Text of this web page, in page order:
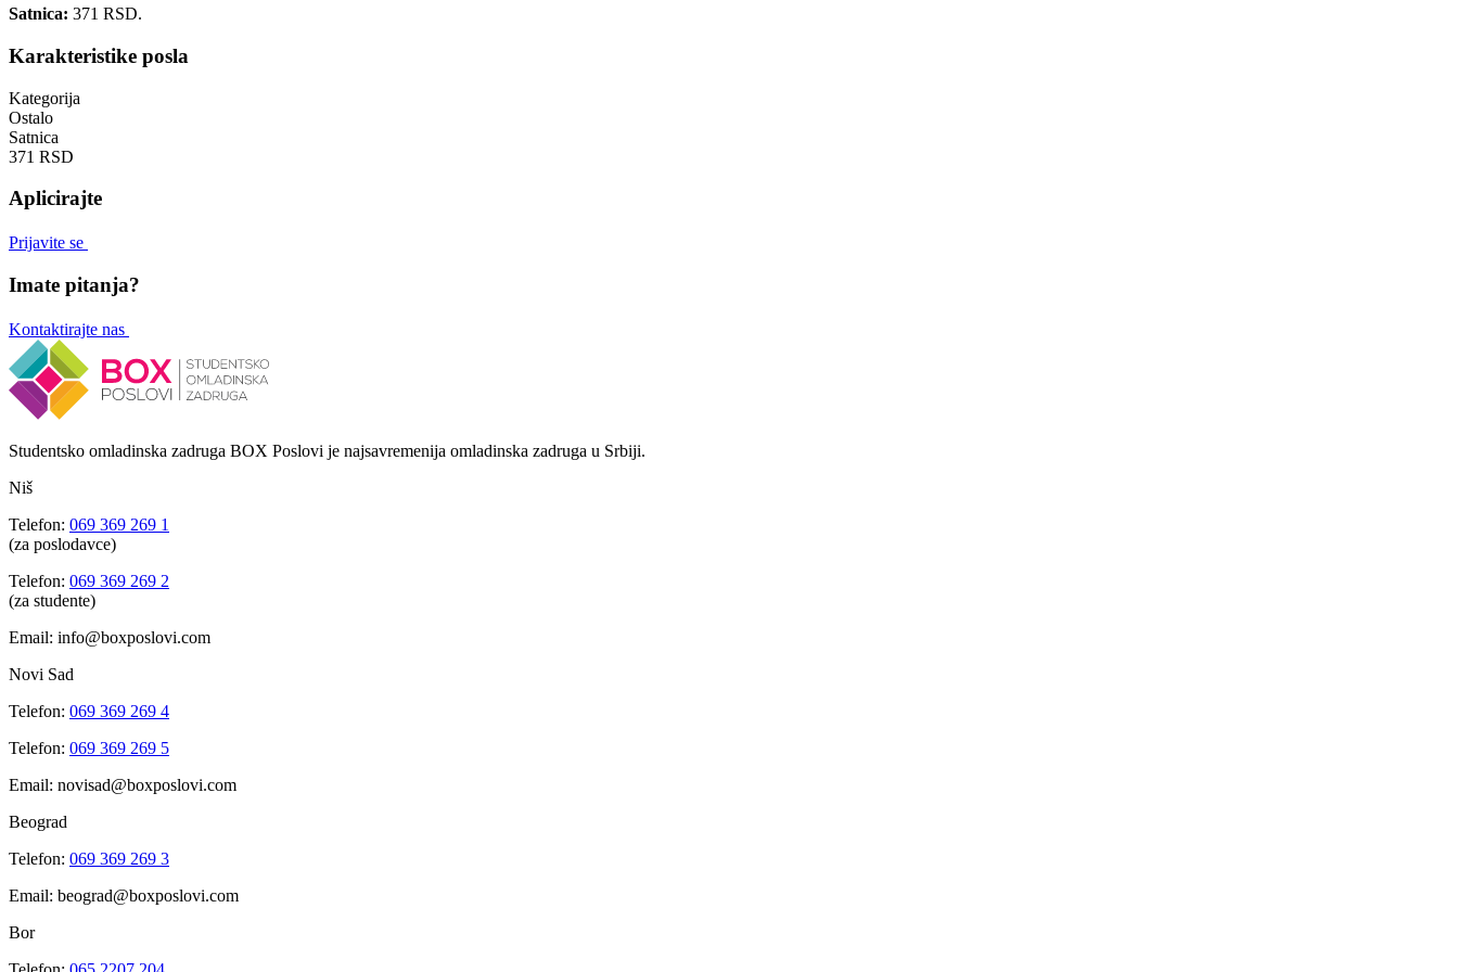
Satnica: 371 RSD.
Karakteristike posla
Kategorija
Ostalo
Satnica
371 RSD
Aplicirajte
Prijavite se
Imate pitanja?
Kontaktirajte nas
Studentsko omladinska zadruga BOX Poslovi je najsavremenija omladinska zadruga u Srbiji.
Niš
Telefon: 069 369 269 1
(za poslodavce)
Telefon: 069 369 269 2
(za studente)
Email: info@boxposlovi.com
Novi Sad
Telefon: 069 369 269 4
Telefon: 069 369 269 5
Email: novisad@boxposlovi.com
Beograd
Telefon: 069 369 269 3
Email: beograd@boxposlovi.com
Bor